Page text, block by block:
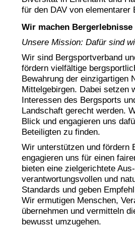
für den DAV von elementarer
Wir machen
Unsere Mission: Dafür sind
Wir sind Bergsportverband
fördern vielfältige
Bewahrung der einzigartigen
Mittelgebirgen. Dabei setzen
Interessen des Bergsports
Landschaft gerecht werden.
Blick und engagieren uns
Beteiligten zu finden.
Wir unterstützen und fördern
engagieren uns für einen
bieten eine zielgerichtete
verantwortungsvollen und
Standards und geben
Wir ermutigen Menschen,
übernehmen und vermitteln
bewusst umzugehen.